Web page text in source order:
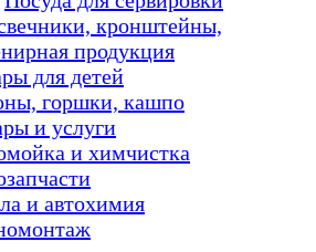
кронштейны,
продукция
для детей
горшки, кашпо
и услуги
и химчистка
и автохимия